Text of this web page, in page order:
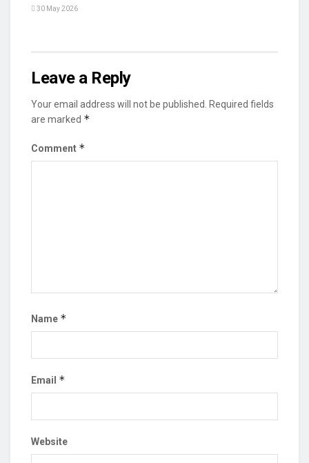
30 May 2026
Leave a Reply
Your email address will not be published. Required fields
are marked *
Comment *
Name *
Email *
Website